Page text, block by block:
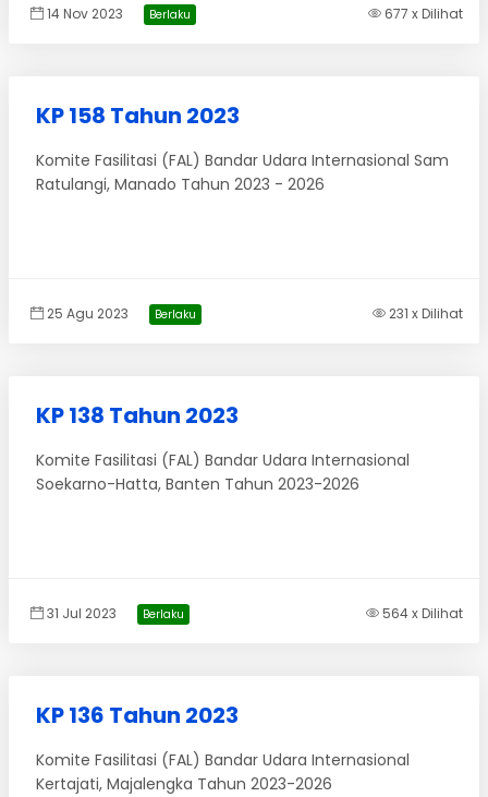
14 Nov 2023 Berlaku 677 x Dilihat
KP 158 Tahun 2023
Komite Fasilitasi (FAL) Bandar Udara Internasional Sam
Ratulangi, Manado Tahun 2023 - 2026
25 Agu 2023 Berlaku 231 x Dilihat
KP 138 Tahun 2023
Komite Fasilitasi (FAL) Bandar Udara Internasional
Soekarno-Hatta, Banten Tahun 2023-2026
31 Jul 2023 Berlaku 564 x Dilihat
KP 136 Tahun 2023
Komite Fasilitasi (FAL) Bandar Udara Internasional
Kertajati, Majalengka Tahun 2023-2026